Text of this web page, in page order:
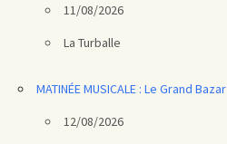
11/08/2026
La Turballe
MATINÉE MUSICALE : Le Grand Bazar
12/08/2026